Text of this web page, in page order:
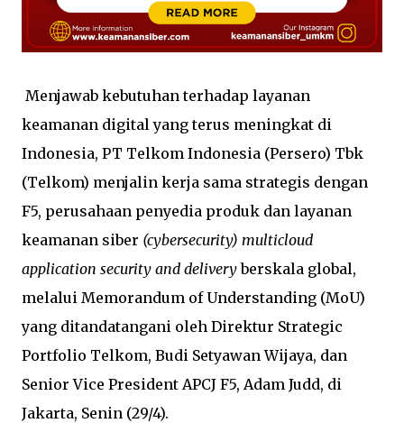
Menjawab kebutuhan terhadap layanan
keamanan digital yang terus meningkat di
Indonesia, PT Telkom Indonesia (Persero) Tbk
(Telkom) menjalin kerja sama strategis dengan
F5, perusahaan penyedia produk dan layanan
keamanan siber (cybersecurity) multicloud
application security and deliveryberskala global,
melalui Memorandum of Understanding (MoU)
yang ditandatangani oleh Direktur Strategic
Portfolio Telkom, Budi Setyawan Wijaya, dan
Senior Vice President APCJ F5, Adam Judd, di
Jakarta, Senin (29/4).